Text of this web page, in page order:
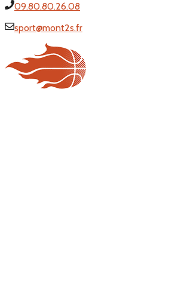
09.80.80.26.08
sport@mont2s.fr